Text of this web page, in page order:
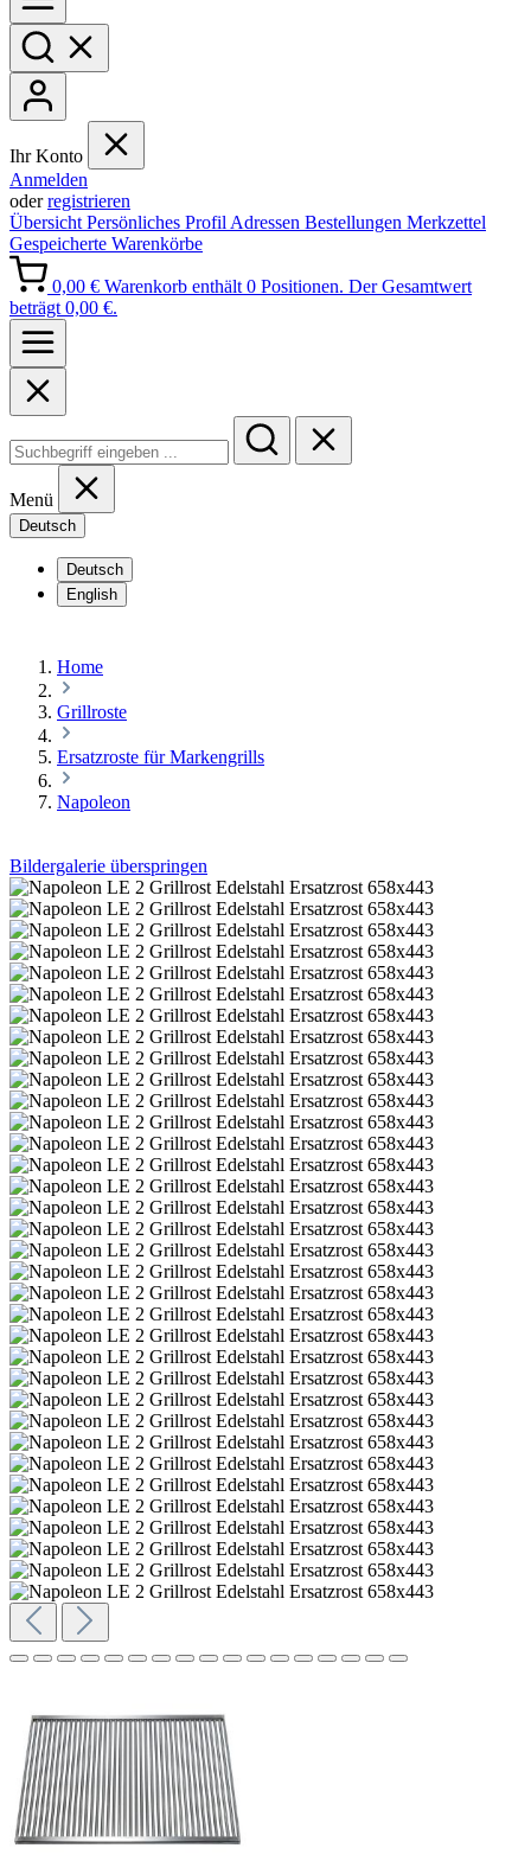
Ihr Konto
Anmelden
oderregistrieren
Übersicht Persönliches Profil Adressen Bestellungen Merkzettel
Gespeicherte Warenkörbe
0,00 € Warenkorb enthält 0 Positionen. Der Gesamtwert
beträgt 0,00 €.
Menü
Deutsch
Deutsch
English
Home
Grillroste
Ersatzroste für Markengrills
Napoleon
Bildergalerie überspringen